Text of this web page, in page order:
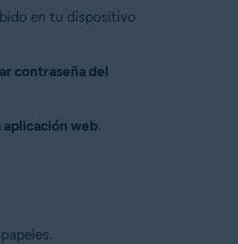
en tu dispositivo
contraseña del
aplicación web.